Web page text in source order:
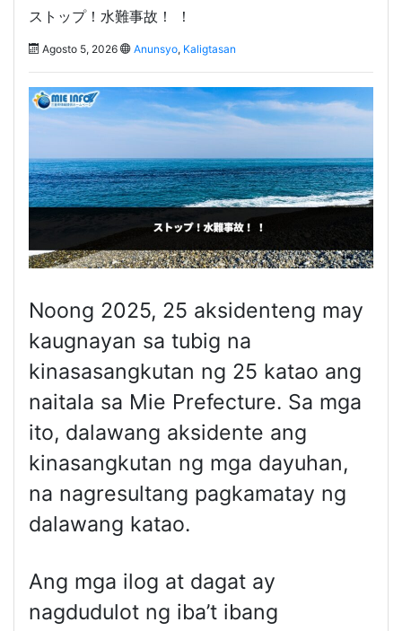
ストップ！水難事故！ ！
Agosto 5, 2026 Anunsyo, Kaligtasan
Noong 2025, 25 aksidenteng may
kaugnayan sa tubig na
kinasasangkutan ng 25 katao ang
naitala sa Mie Prefecture. Sa mga
ito, dalawang aksidente ang
kinasangkutan ng mga dayuhan,
na nagresultang pagkamatay ng
dalawang katao.
Ang mga ilog at dagat ay
nagdudulot ng iba’t ibang